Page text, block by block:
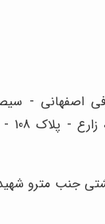
اصفهانی -
جنب مترو